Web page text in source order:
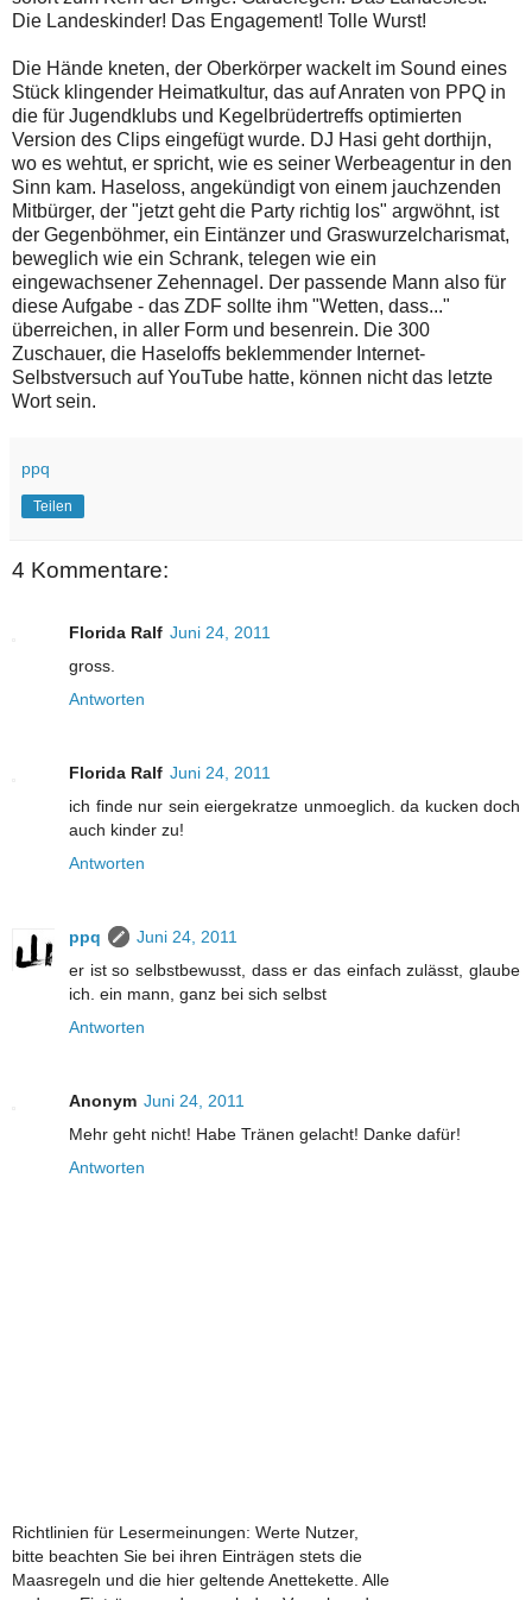
Die Landeskinder! Das Engagement! Tolle Wurst!
Die Hände kneten, der Oberkörper wackelt im Sound eines
Stück klingender Heimatkultur, das auf Anraten von PPQ in
die für Jugendklubs und Kegelbrüdertreffs optimierten
Version des Clips eingefügt wurde. DJ Hasi geht dorthijn,
wo es wehtut, er spricht, wie es seiner Werbeagentur in den
Sinn kam. Haseloss, angekündigt von einem jauchzenden
Mitbürger, der "jetzt geht die Party richtig los" argwöhnt, ist
der Gegenböhmer, ein Eintänzer und Graswurzelcharismat,
beweglich wie ein Schrank, telegen wie ein
eingewachsener Zehennagel. Der passende Mann also für
diese Aufgabe - das ZDF sollte ihm "Wetten, dass..."
überreichen, in aller Form und besenrein. Die 300
Zuschauer, die Haseloffs beklemmender Internet-
Selbstversuch auf YouTube hatte, können nicht das letzte
Wort sein.
ppq
Teilen
4 Kommentare:
Florida Ralf Juni 24, 2011
gross.
Antworten
Florida Ralf Juni 24, 2011
ich finde nur sein eiergekratze unmoeglich. da kucken doch
auch kinder zu!
Antworten
ppq
Juni 24, 2011
er ist so selbstbewusst, dass er das einfach zulässt, glaube
ich. ein mann, ganz bei sich selbst
Antworten
Anonym Juni 24, 2011
Mehr geht nicht! Habe Tränen gelacht! Danke dafür!
Antworten
Richtlinien für Lesermeinungen: Werte Nutzer,
bitte beachten Sie bei ihren Einträgen stets die
Maasregeln und die hier geltende Anettekette. Alle